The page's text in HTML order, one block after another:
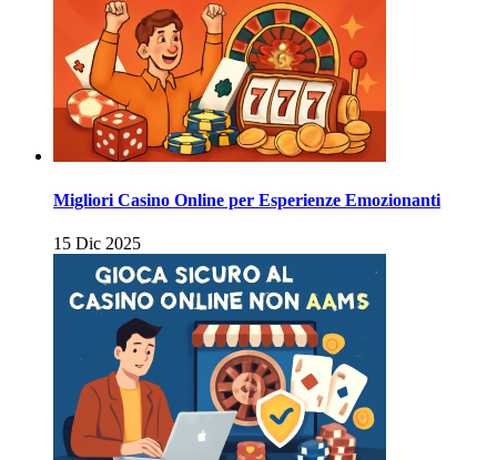
Migliori Casino Online per Esperienze Emozionanti
15 Dic 2025